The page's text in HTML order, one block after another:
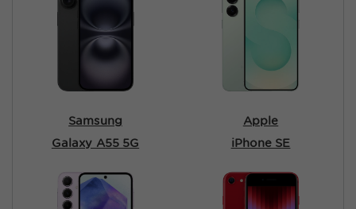
Samsung
Galaxy A55 5G
Apple
iPhone SE